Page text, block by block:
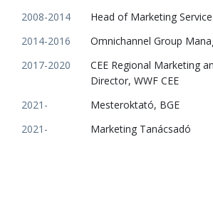
2008-2014
Head of Marketing
2014-2016
Omnichannel Group
2017-2020
CEE Regional Marketing
Director, WWF CEE
2021-
Mesteroktató, BGE
2021-
Marketing Tanácsadó